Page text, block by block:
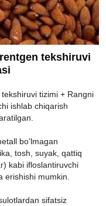
tekshiruvi
tizimi + Rangni
ishlab chiqarish
bo'lmagan
tosh, suyak, qattiq
kabi ifloslantiruvchi
erishishi mumkin.
sifatsiz